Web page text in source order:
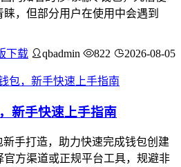
，但部分用户在使用中会遇到
下载 qbadmin 822 2026-08-05
新手快速上手指南
新手打造，助力快速完成钱包创建
官方渠道或正规平台工具，规避非